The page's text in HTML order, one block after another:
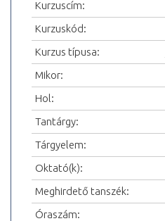
Kurzuscím:
Kurzuskód:
Kurzus típusa:
Mikor:
Hol:
Tantárgy:
Tárgyelem:
Oktató(k):
Meghirdető tanszék:
Óraszám: